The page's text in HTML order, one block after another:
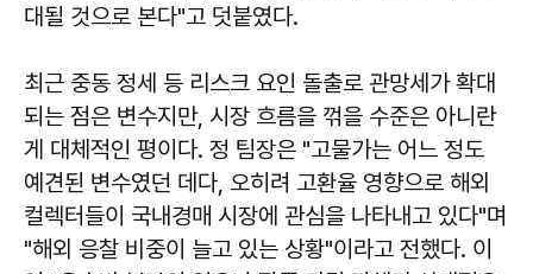
대될 것으로 본다"고 덧붙였다.
최근 중동 정세 등 리스크 요인 돌출로 관망세가 확대
되는 점은 변수지만, 시장 흐름을 꺾을 수준은 아니란
게 대체적인 평이다. 정 팀장은 "고물가는 어느 정도
예견된 변수였던 데다, 오히려 고환율 영향으로 해외
컬렉터들이 국내경매 시장에 관심을 나타내고 있다"며
"해외 응찰 비중이 늘고 있는 상황"이라고 전했다. 이